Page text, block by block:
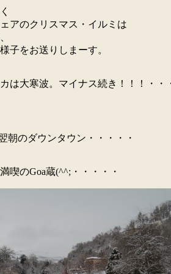
アのクリスマス・イルミは
子をお送りしまーす。
は大寒波。マイナス続き！！！・・
朝のダウンタウン・・・・・
喫のGoa蔵(^^;・・・・・